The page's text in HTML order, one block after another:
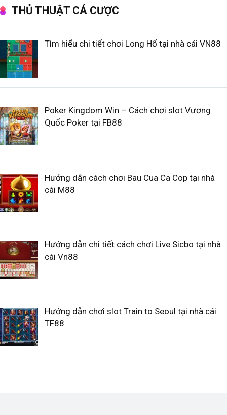
THỦ THUẬT CÁ CƯỢC
Tìm hiểu chi tiết chơi Long Hổ tại nhà cái VN88
Poker Kingdom Win – Cách chơi slot Vương
Quốc Poker tại FB88
Hướng dẫn cách chơi Bau Cua Ca Cop tại nhà
cái M88
Hướng dẫn chi tiết cách chơi Live Sicbo tại nhà
cái Vn88
Hướng dẫn chơi slot Train to Seoul tại nhà cái
TF88